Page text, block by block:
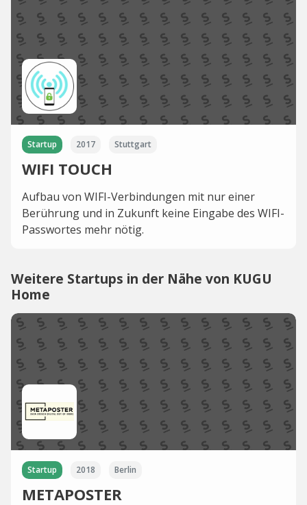
Startup 2017 Stuttgart
WIFI TOUCH
Aufbau von WIFI-Verbindungen mit nur einer
Berührung und in Zukunft keine Eingabe des WIFI-
Passwortes mehr nötig.
Weitere Startups in der Nähe von KUGU
Home
Startup 2018 Berlin
METAPOSTER